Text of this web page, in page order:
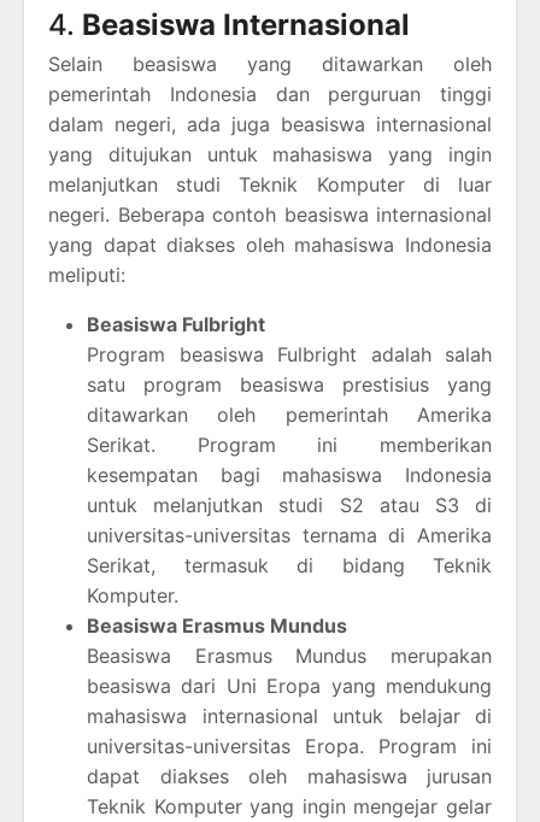
4. Beasiswa Internasional
Selain beasiswa yang ditawarkan oleh
pemerintah Indonesia dan perguruan tinggi
dalam negeri, ada juga beasiswa internasional
yang ditujukan untuk mahasiswa yang ingin
melanjutkan studi Teknik Komputer di luar
negeri. Beberapa contoh beasiswa internasional
yang dapat diakses oleh mahasiswa Indonesia
meliputi:
Beasiswa Fulbright
Program beasiswa Fulbright adalah salah
satu program beasiswa prestisius yang
ditawarkan oleh pemerintah Amerika
Serikat. Program ini memberikan
kesempatan bagi mahasiswa Indonesia
untuk melanjutkan studi S2 atau S3 di
universitas-universitas ternama di Amerika
Serikat, termasuk di bidang Teknik
Komputer.
Beasiswa Erasmus Mundus
Beasiswa Erasmus Mundus merupakan
beasiswa dari Uni Eropa yang mendukung
mahasiswa internasional untuk belajar di
universitas-universitas Eropa. Program ini
dapat diakses oleh mahasiswa jurusan
Teknik Komputer yang ingin mengejar gelar